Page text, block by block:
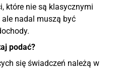
które nie są klasycznymi
nadal muszą być
podać?
się świadczeń należą w